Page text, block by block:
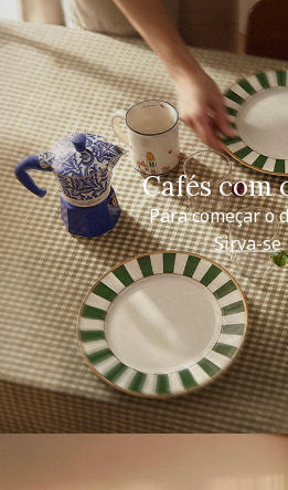
Cafés com
Para começar o
Sirva-se